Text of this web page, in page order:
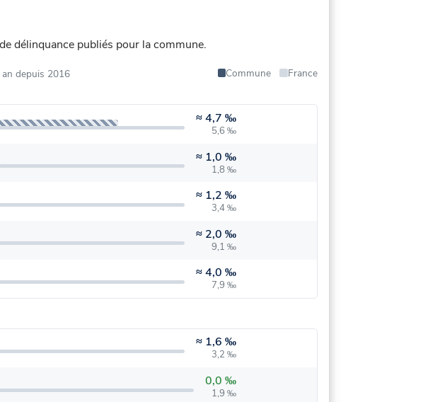
de délinquance publiés pour la commune.
depuis 2016 Commune
France
≈4,7 ‰
5,6 ‰
≈ 1,0 ‰
1,8 ‰
≈ 1,2 ‰
3,4 ‰
≈ 2,0 ‰
9,1 ‰
≈4,0 ‰
7,9 ‰
≈ 1,6 ‰
3,2 ‰
0,0 ‰
1,9 ‰